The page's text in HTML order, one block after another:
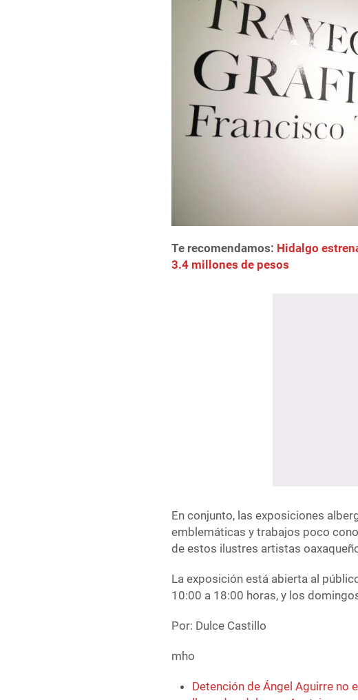
Te recomendamos: Hidalgo
3.4 millones de pesos
En conjunto, las exposiciones
emblemáticas y trabajos poco
de estos ilustres artistas
La exposición está abierta al
10:00 a 18:00 horas, y los
Por: Dulce Castillo
mho
Detención de Ángel Aguirre no